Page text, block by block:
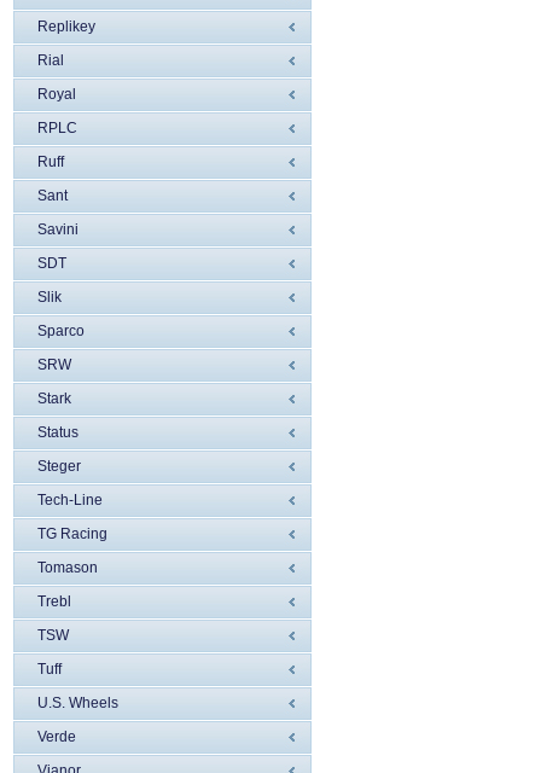
Replikey
Rial
Royal
RPLC
Ruff
Sant
Savini
SDT
Slik
Sparco
SRW
Stark
Status
Steger
Tech-Line
TG Racing
Tomason
Trebl
TSW
Tuff
U.S. Wheels
Verde